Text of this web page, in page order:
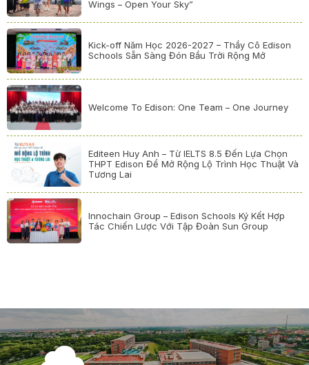
Wings – Open Your Sky”
Kick-off Năm Học 2026-2027 – Thầy Cô Edison
Schools Sẵn Sàng Đón Bầu Trời Rộng Mở
Welcome To Edison: One Team – One Journey
Editeen Huy Anh – Từ IELTS 8.5 Đến Lựa Chọn
THPT Edison Để Mở Rộng Lộ Trình Học Thuật Và
Tương Lai
Innochain Group – Edison Schools Ký Kết Hợp
Tác Chiến Lược Với Tập Đoàn Sun Group